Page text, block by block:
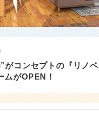
がコンセプトの『リノベ
ムがOPEN！